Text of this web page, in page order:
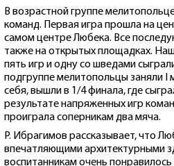
В возрастной группе
команд. Первая игра прошла на
самом центре Любека. Все
также на открытых площадках.
пять игр и одну со шведами
подгруппе мелитопольцы заняли I
себя, вышли в 1/4 финала, где
результате напряженных игр
проиграла соперникам два мяча.
Р. Ибрагимов рассказывает, что
впечатляющими архитектурными
воспитанникам очень понравилось